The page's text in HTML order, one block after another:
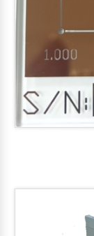
三次元座標量
客製化機型